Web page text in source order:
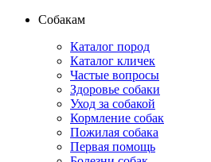
Собакам
Каталог пород
Каталог кличек
Частые вопросы
Здоровье собаки
Уход за собакой
Кормление собак
Пожилая собака
Первая помощь